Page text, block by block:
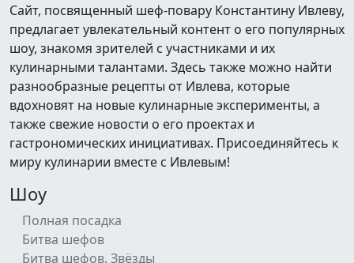
Сайт, посвященный шеф-повару Константину Ивлеву,
предлагает увлекательный контент о его популярных
шоу, знакомя зрителей с участниками и их
кулинарными талантами. Здесь также можно найти
разнообразные рецепты от Ивлева, которые
вдохновят на новые кулинарные эксперименты, а
также свежие новости о его проектах и
гастрономических инициативах. Присоединяйтесь к
миру кулинарии вместе с Ивлевым!
Шоу
Полная посадка
Битва шефов
Битва шефов. Звёзды